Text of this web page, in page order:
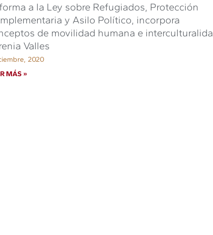
a la Ley sobre Refugiados, Protección
y Asilo Político, incorpora
de movilidad humana e
Valles
2020
MÁS »